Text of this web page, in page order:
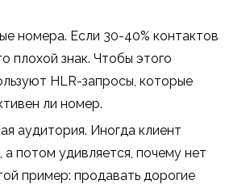
номера. Если 30-40% контактов
плохой знак. Чтобы этого
HLR-запросы, которые
ли номер.
аудитория. Иногда клиент
а потом удивляется, почему нет
пример: продавать дорогие